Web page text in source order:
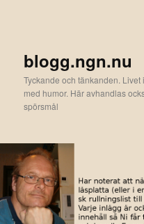
blogg.ngn.nu
Tyckande och tänkanden.
med humor. Här avhandlas
spörsmål